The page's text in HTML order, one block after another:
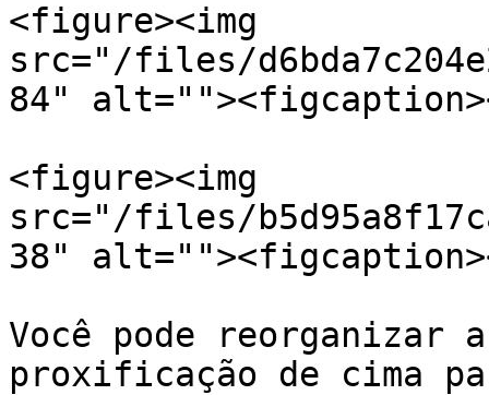
<figure><img
src="/files/
84"
<figure><img
src="/files/
38"
Você pode reorganizar
proxificação de cima